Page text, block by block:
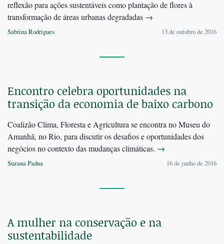
reflexão para ações sustentáveis como plantação de flores à
transformação de áreas urbanas degradadas →
Sabrina Rodrigues 13 de outubro de 2016
Encontro celebra oportunidades na
transição da economia de baixo carbono
Coalizão Clima, Floresta e Agricultura se encontra no Museu do
Amanhã, no Rio, para discutir os desafios e oportunidades dos
negócios no contexto das mudanças climáticas. →
Suzana Padua 16 de junho de 2016
A mulher na conservação e na
sustentabilidade